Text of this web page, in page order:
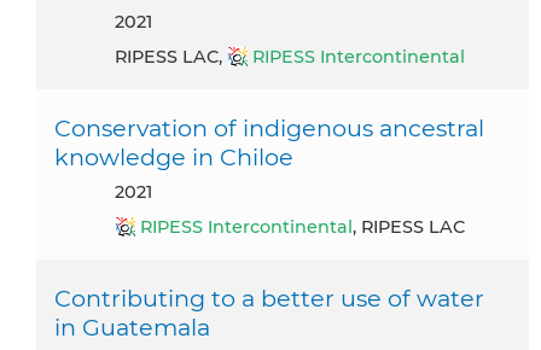
2021
RIPESS LAC,
RIPESS Intercontinental
Conservation of indigenous ancestral
knowledge in Chiloe
2021
RIPESS Intercontinental , RIPESS LAC
Contributing to a better use of water
in Guatemala